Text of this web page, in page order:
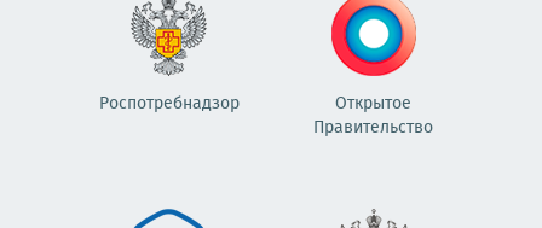
Роспотребнадзор
Открытое
Правительство